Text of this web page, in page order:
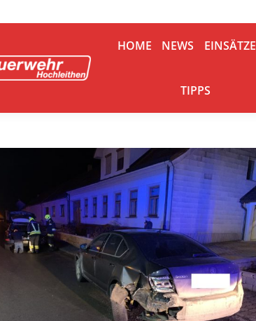
HOME NEWS EINSÄTZE
TIPPS
HOME NEWS EINSÄTZE